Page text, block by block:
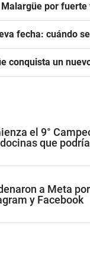
por fuerte
fecha: cuándo
conquista un
el 9°
que
a Meta
y Facebook